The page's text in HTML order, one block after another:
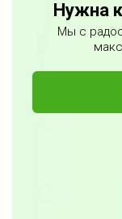
Нужна
Мы с